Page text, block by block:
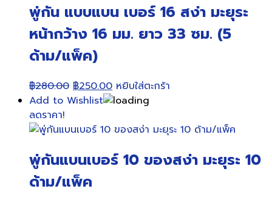
พู่กัน แบบแบน เบอร์ 16 สง่า มะยุระ
หน้ากว้าง 16 มม. ยาว 33 ซม. (5
ด้าม/แพ็ค)
฿280.00 Original
price
฿280.00.
฿250.00Current
price
฿250.00.
หยิบใส่ตะกร้า
Add to Wishlist
ลดราคา!
พู่กันแบนเบอร์ 10 ของสง่า มะยุระ 10
ด้าม/แพ็ค